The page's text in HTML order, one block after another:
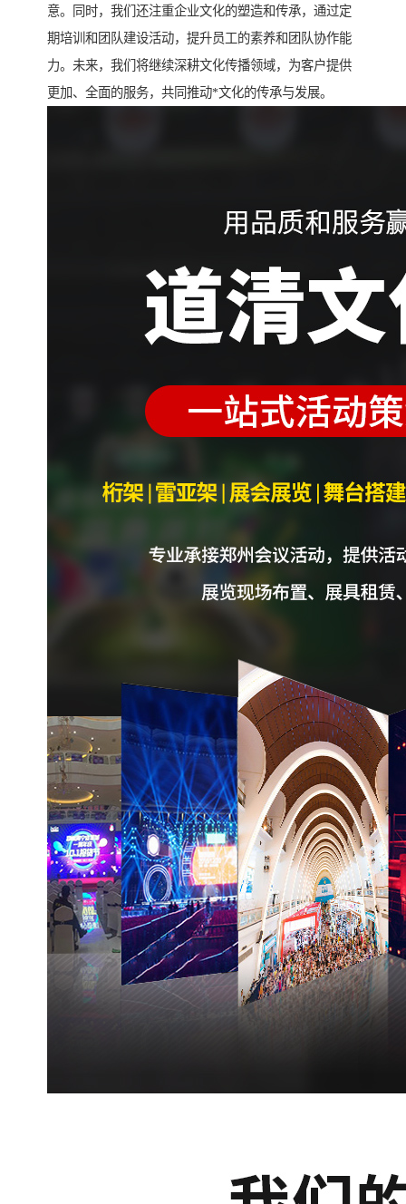
意。同时，我们还注重企业文化的塑造和传承，通过定
期培训和团队建设活动，提升员工的素养和团队协作能
力。未来，我们将继续深耕文化传播领域，为客户提供
更加、全面的服务，共同推动*文化的传承与发展。